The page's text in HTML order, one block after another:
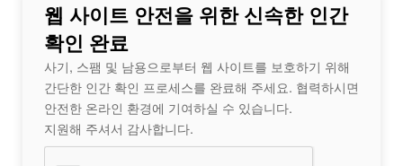
웹 사이트 안전을 위한 신속한 인간
확인 완료
사기, 스팸 및 남용으로부터 웹 사이트를 보호하기 위해
간단한 인간 확인 프로세스를 완료해 주세요. 협력하시면
안전한 온라인 환경에 기여하실 수 있습니다.
지원해 주셔서 감사합니다.